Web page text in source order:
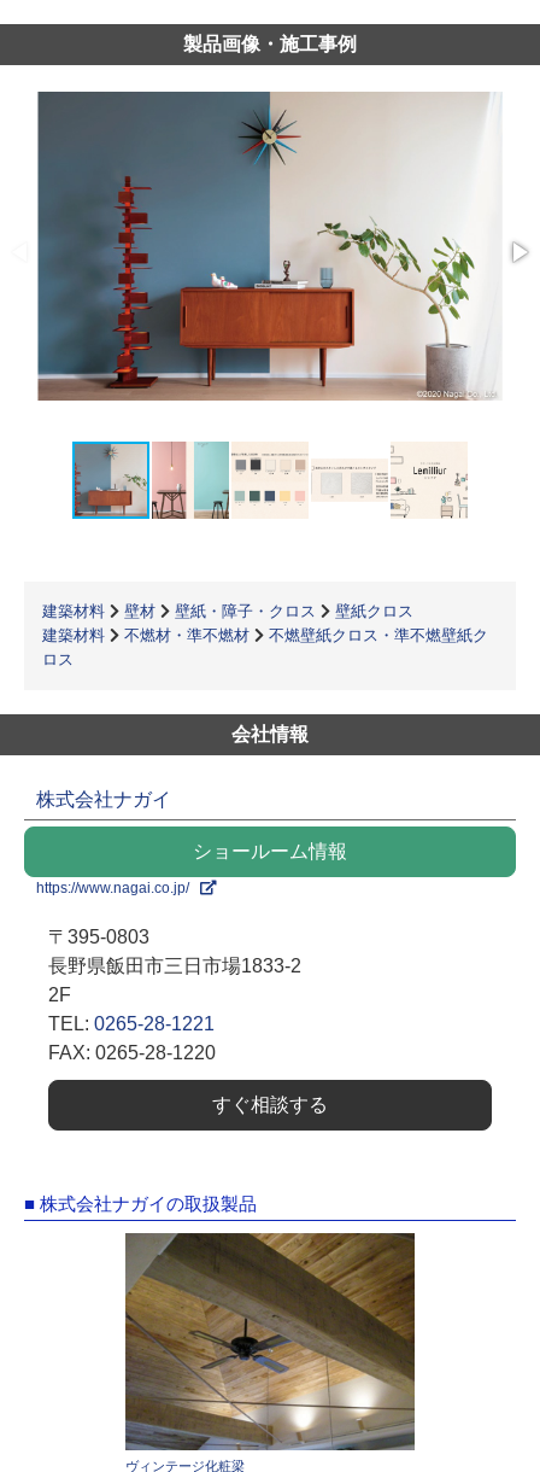
製品画像・施工事例
建築材料 壁材 壁紙・障子・クロス
壁紙クロス
建築材料
不燃材・準不燃材
不燃壁紙クロス・準不燃壁紙ク
ロス
会社情報
株式会社ナガイ
ショールーム情報
https://www.nagai.co.jp/
〒395-0803
長野県飯田市三日市場1833-2
2F
TEL: 0265-28-1221
FAX: 0265-28-1220
すぐ相談する
■ 株式会社ナガイの取扱製品
ヴィンテージ化粧梁